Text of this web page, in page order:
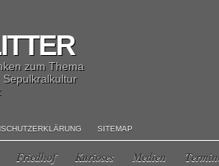
zum Thema
Sepulkralkultur
SITEMAP
Friedhof Kurioses Medien